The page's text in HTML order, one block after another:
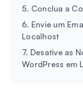
5. Conclua a
6. Envie um
Localhost
7. Desative as
WordPress em